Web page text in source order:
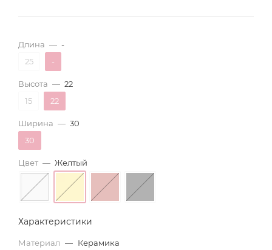
Длина — -
25
-
Высота — 22
15
22
Ширина — 30
30
Цвет — Желтый
Характеристики
Материал — Керамика